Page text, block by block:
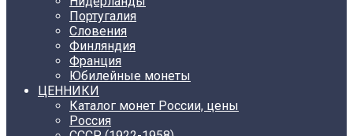
Португалия
Словения
Финляндия
Франция
Юбилейные монеты
ЦЕННИКИ
Каталог монет России, цены
Россия